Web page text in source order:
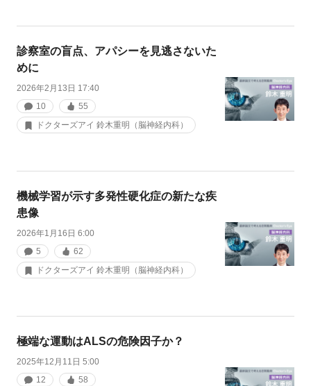
診察室の盲点、アパシーを見逃さないた
めに
2026年2月13日 17:40
10
55
ドクターズアイ 鈴木重明（脳神経内科）
機械学習が示す多発性硬化症の新たな疾
患像
2026年1月16日 6:00
5
62
ドクターズアイ 鈴木重明（脳神経内科）
極端な運動はALSの危険因子か？
2025年12月11日 5:00
12
58